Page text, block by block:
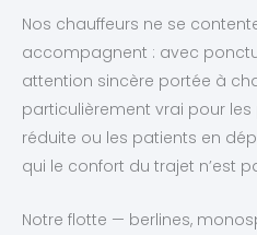
Nos chauffeurs ne se
accompagnent : avec
attention sincère portée à
particulièrement vrai pour
réduite ou les patients en
qui le confort du trajet n’est
Notre flotte — berlines,